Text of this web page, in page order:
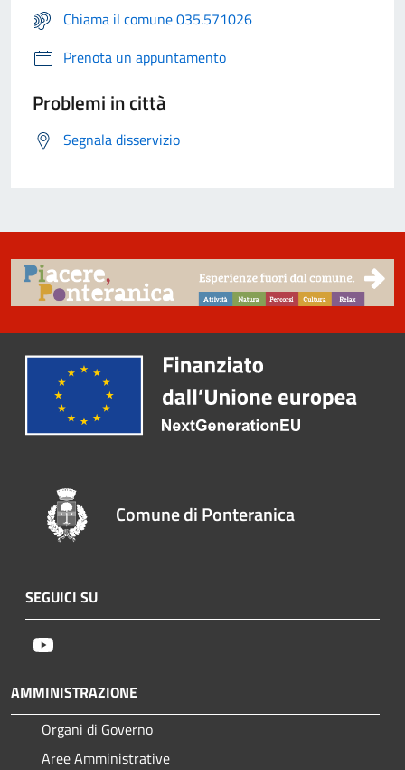
Chiama il comune 035.571026
Prenota un appuntamento
Problemi in città
Segnala disservizio
Comune di Ponteranica
SEGUICI SU
AMMINISTRAZIONE
Organi di Governo
Aree Amministrative